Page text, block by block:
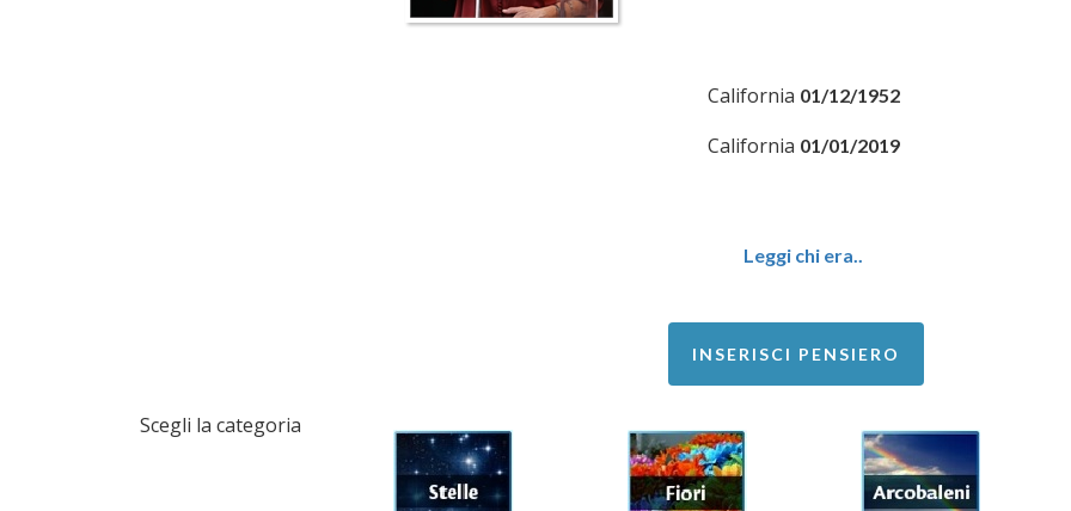
California 01/12/1952
California 01/01/2019
Leggi chi era..
INSERISCI PENSIERO
Scegli la categoria